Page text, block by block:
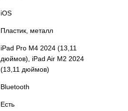
iOS
Пластик, металл
iPad Pro M4 2024 (13,11
дюймов), iPad Air M2 2024
(13,11 дюймов)
Bluetooth
Есть